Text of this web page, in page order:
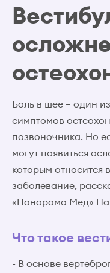
Боль в шее – один
симптомов
позвоночника. Но
могут появиться
которым относится
заболевание,
«Панорама Мед»
Что такое
- В основе